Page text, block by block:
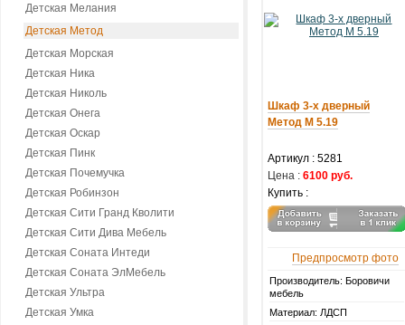
Детская Мелания
Детская Метод
Детская Морская
Детская Ника
Детская Николь
Детская Онега
Детская Оскар
Детская Пинк
Детская Почемучка
Детская Робинзон
Детская Сити Гранд Кволити
Детская Сити Дива Мебель
Детская Соната Интеди
Детская Соната ЭлМебель
Детская Ультра
Детская Умка
Шкаф 3-х дверный
Метод М 5.19
Артикул : 5281
Цена : 6100 руб.
Купить :
Предпросмотр фото
Производитель: Боровичи
мебель
Материал: ЛДСП